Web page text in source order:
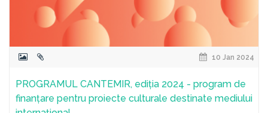
10 Jan 2024
PROGRAMUL CANTEMIR, ediția 2024 - program de
finanțare pentru proiecte culturale destinate mediului